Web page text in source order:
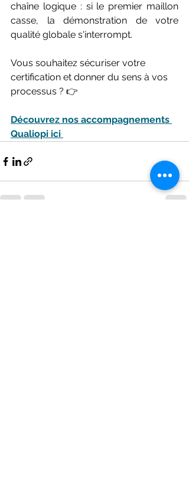
chaîne logique : si le premier maillon
casse, la démonstration de votre
qualité globale s'interrompt.
Vous souhaitez sécuriser votre
certification et donner du sens à vos
processus ? 👉
Découvrez nos accompagnements
Qualiopi ici